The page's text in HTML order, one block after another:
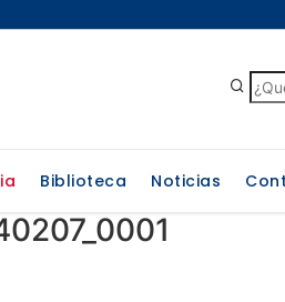
Biblioteca Noticias